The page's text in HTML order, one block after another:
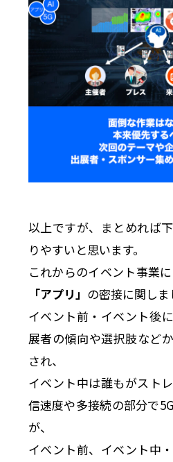
以上ですが、まとめれば
りやすいと思います。
これからのイベント事業
「アプリ」 の密接に関しま
イベント前・イベント後
展者の傾向や選択肢など
され、
イベント中は誰もがスト
信速度や多接続の部分で
が、
イベント前、イベント中